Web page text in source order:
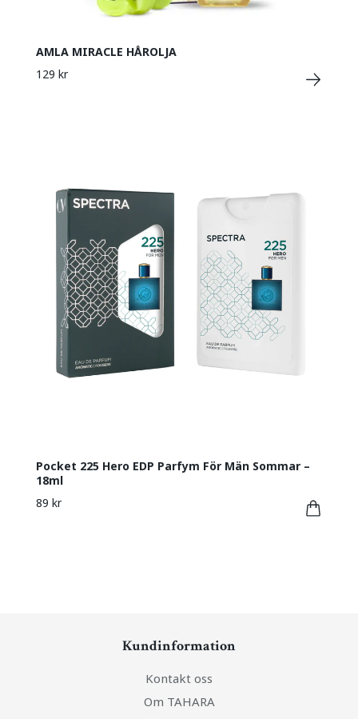
AMLA MIRACLE HÅROLJA
129 kr
Pocket 225 Hero EDP Parfym För Män Sommar –
18ml
89 kr
Kundinformation
Kontakt oss
Om TAHARA